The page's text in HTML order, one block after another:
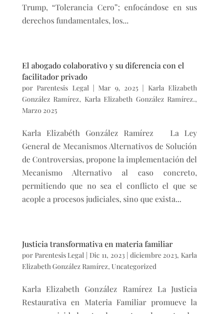
Trump, “Tolerancia Cero”; enfocándose en sus
derechos fundamentales, los...
El abogado colaborativo y su diferencia con el
facilitador privado
por Parentesis Legal| Mar 9, 2025
Karla Elizabeth
González Ramírez, Karla Elizabeth González Ramírez.,
Marzo 2025
Karla Elizabéth González Ramírez La Ley
General de Mecanismos Alternativos de Solución
de Controversias, propone la implementación del
Mecanismo Alternativo al caso concreto,
permitiendo que no sea el conflicto el que se
acople a procesos judiciales, sino que exista...
Justicia transformativa en materia familiar
por Parentesis Legal Dic 11, 2023| diciembre 2023, Karla
Elizabeth González Ramírez, Uncategorized
Karla Elizabeth González Ramírez La Justicia
Restaurativa en Materia Familiar promueve la